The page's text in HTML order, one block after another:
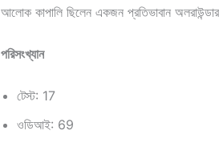
আলোক কাপালি ছিলেন একজন প্রতিভাবান
পরিসংখ্যান
টেস্ট: 17
ওডিআই: 69